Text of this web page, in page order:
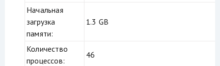
Начальная
загрузка
памяти:
1.3 GB
Количество
процессов:
46